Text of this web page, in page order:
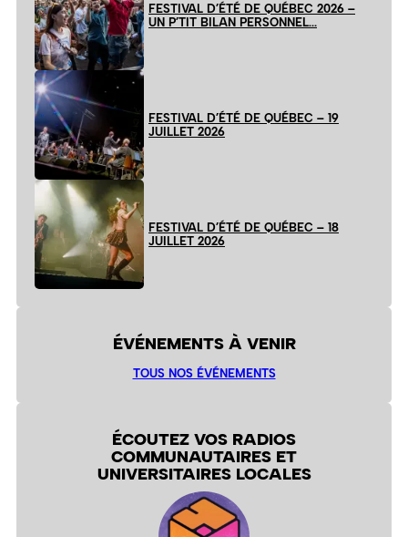
FESTIVAL D’ÉTÉ DE QUÉBEC 2026 –
UN P’TIT BILAN PERSONNEL…
FESTIVAL D’ÉTÉ DE QUÉBEC – 19
JUILLET 2026
FESTIVAL D’ÉTÉ DE QUÉBEC – 18
JUILLET 2026
ÉVÉNEMENTS À VENIR
TOUS NOS ÉVÉNEMENTS
ÉCOUTEZ VOS RADIOS
COMMUNAUTAIRES ET
UNIVERSITAIRES LOCALES